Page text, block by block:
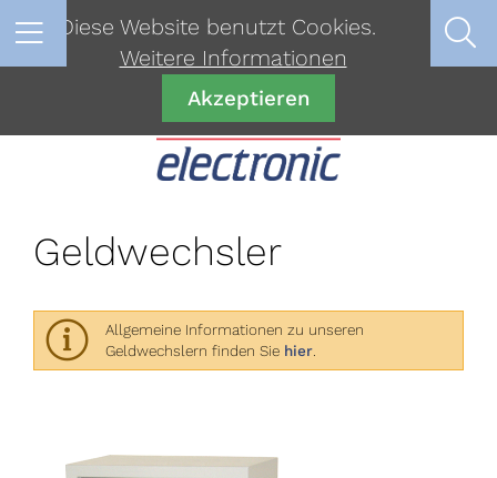
Geldwechsler
Allgemeine Informationen zu unseren
Geldwechslern finden Sie hier
Diese Website benutzt Cookies.
Weitere Informationen
Akzeptieren